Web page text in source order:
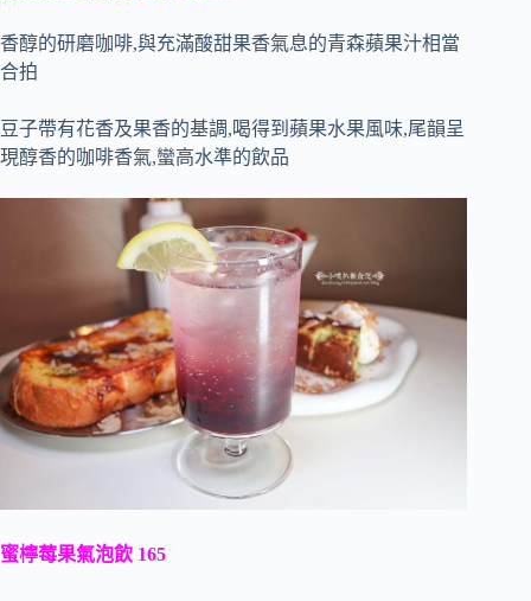
香醇的研磨咖啡,與充滿酸甜果香氣息的青森蘋果汁相當
合拍
豆子帶有花香及果香的基調,喝得到蘋果水果風味,尾韻呈
現醇香的咖啡香氣,蠻高水準的飲品
蜜檸莓果氣泡飲 165